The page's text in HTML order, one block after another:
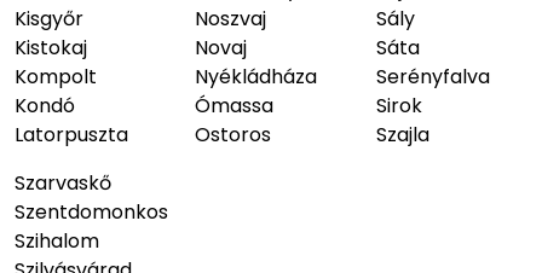
Kisgyőr
Kistokaj
Kompolt
Kondó
Latorpuszta
Noszvaj
Novaj
Nyékládháza
Ómassa
Ostoros
Sály
Sáta
Serényfalva
Sirok
Szajla
Szarvaskő
Szentdomonkos
Szihalom